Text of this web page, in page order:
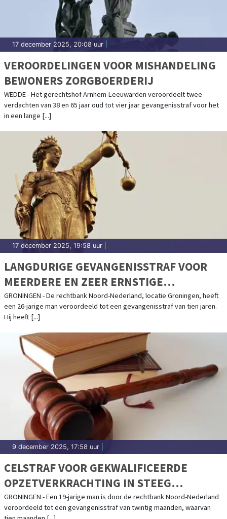
17 december 2025, 20:08 uur
VEROORDELINGEN VOOR MISHANDELING
BEWONERS ZORGBOERDERIJ
WEDDE - Het gerechtshof Arnhem-Leeuwarden veroordeelt twee
verdachten van 38 en 65 jaar oud tot vier jaar gevangenisstraf voor het
in een lange [...]
17 december 2025, 19:58 uur
LANGDURIGE GEVANGENISSTRAF VOOR
MEERDERE EN ZEER ERNSTIGE
ZEDENFEITEN
GRONINGEN - De rechtbank Noord-Nederland, locatie Groningen, heeft
een 26-jarige man veroordeeld tot een gevangenisstraf van tien jaren.
Hij heeft [...]
9 december 2025, 17:58 uur
CELSTRAF VOOR GEKWALIFICEERDE
OPZETVERKRACHTING IN STEEG
GRONINGEN
GRONINGEN - Een 19-jarige man is door de rechtbank Noord-Nederland
veroordeeld tot een gevangenisstraf van twintig maanden, waarvan